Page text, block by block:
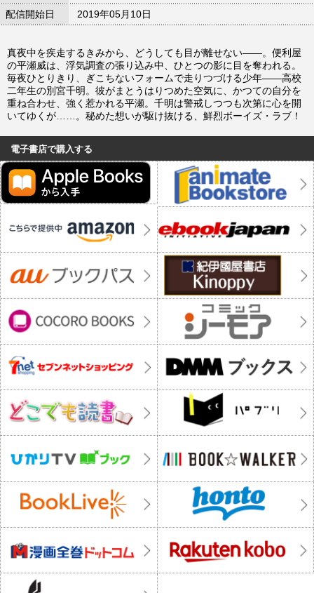
配信開始日 2019年05月10日
真夜中を疾走するきみから、どうしても目が離せない――。便利屋
の平瀬威は、浮気調査の張り込み中、ひとつの影に目を奪われる。
毎夜ひとりきり、ぎこちないフォームで走りつづける少年――高校
二年生の別宮千明。彼がまとうはりつめた空気に、かつての自分を
重ね合わせ、強く惹かれる平瀬。千明は警戒しつつも次第に心を開
いてゆくが……。秘めた想いが駆け抜ける、鮮烈ボーイズ・ラブ！
電子書店で購入する